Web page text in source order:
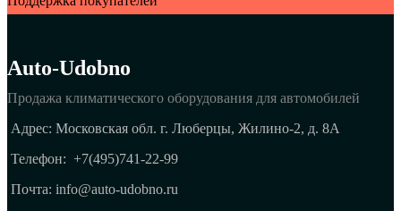
Auto-Udobno
Продажа климатического оборудования для автомобилей
Адрес: Московская обл. г. Люберцы, Жилино-2, д. 8A
Телефон: +7(495)741-22-99
Почта: info@auto-udobno.ru